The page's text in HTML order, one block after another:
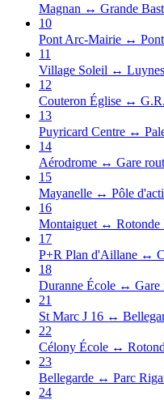
Magnan ↔ Grande
10
Pont Arc-Mairie ↔ Pont
11
Village Soleil ↔
12
Couteron Église ↔
13
Puyricard Centre ↔
14
Aérodrome ↔ Gare
15
Mayanelle ↔ Pôle
16
Montaiguet ↔ Rotonde
17
P+R Plan d'Aillane ↔
18
Duranne École ↔ Gare
21
St Marc J 16 ↔
22
Célony École ↔
23
Bellegarde ↔ Parc
24